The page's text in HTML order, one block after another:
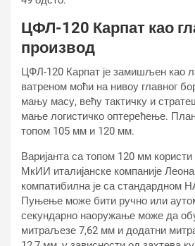
ЦФЛ-120 Карпат као
производ
ЦФЛ-120 Карпат је замишљен као
ватреном моћи на нивоу главног
мању масу, већу тактичку и
мање логистичко оптерећење.
топом 105 мм и 120 мм.
Варијанта са топом 120 мм
МкИИ италијанске компаније
компатибилна је са стандардном
Пуњење може бити ручно или
секундарно наоружање може да
митраљезе 7,62 мм и додатни